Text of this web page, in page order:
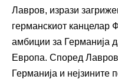
Лавров, изрази
германскиот канцелар
амбиции за Германија
Европа. Според
Германија и нејзините